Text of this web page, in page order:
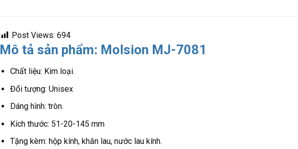
Post Views: 694
Mô tả sản phẩm: Molsion MJ-7081
Chất liệu: Kim loại.
Đối tượng: Unisex
Dáng hình: tròn.
Kích thước: 51-20-145 mm
Tặng kèm: hộp kính, khăn lau, nước lau kính.